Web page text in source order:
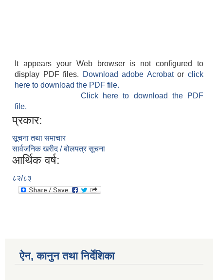
It appears your Web browser is not configured to
display PDF files.
Download adobe Acrobatorclick
here to download the PDF file.
Click here to download the PDF
file.
प्रकार:
सूचना तथा समाचार
सार्वजनिक खरीद / बोलपत्र सूचना
आर्थिक वर्ष:
८२/८३
ऐन, कानुन तथा निर्देशिका